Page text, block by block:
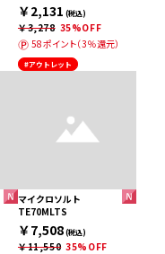
￥2,131 (税込)
￥3,278 35%OFF
58ポイント（3％還元）
#アウトレット
マイクロソルト
TE70MLTS
￥7,508(税込)
￥11,550 35%OFF